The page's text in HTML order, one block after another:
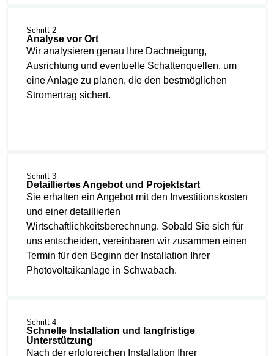
Schritt 2
Analyse vor Ort
Wir analysieren genau Ihre Dachneigung,
Ausrichtung und eventuelle Schattenquellen, um
eine Anlage zu planen, die den bestmöglichen
Stromertrag sichert.
Schritt 3
Detailliertes Angebot und Projektstart
Sie erhalten ein Angebot mit den Investitionskosten
und einer detaillierten
Wirtschaftlichkeitsberechnung. Sobald Sie sich für
uns entscheiden, vereinbaren wir zusammen einen
Termin für den Beginn der Installation Ihrer
Photovoltaikanlage in Schwabach.
Schritt 4
Schnelle Installation und langfristige
Unterstützung
Nach der erfolgreichen Installation Ihrer